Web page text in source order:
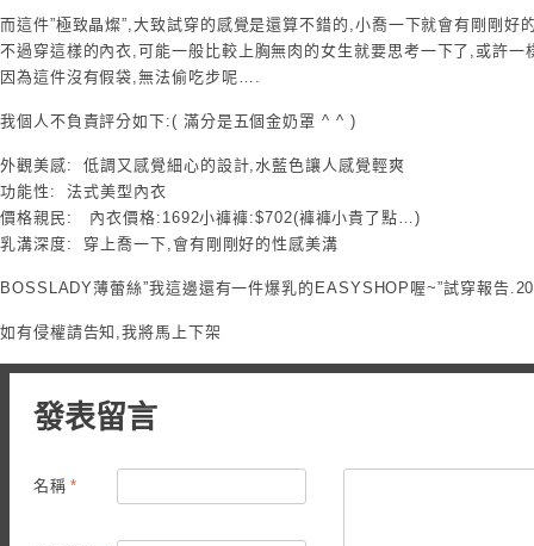
而這件”極致晶燦”,大致試穿的感覺是還算不錯的,小喬一下就會有剛剛好
不過穿這樣的內衣,可能一般比較上胸無肉的女生就要思考一下了,或許一
因為這件沒有假袋,無法偷吃步呢….
我個人不負責評分如下:( 滿分是五個金奶罩 ^ ^ )
外觀美感:
低調又感覺細心的設計,水藍色讓人感覺輕爽
功能性:
法式美型內衣
價格親民:
內衣價格:1692小褲褲:$702(褲褲小貴了點…)
乳溝深度:
穿上喬一下,會有剛剛好的性感美溝
BOSSLADY薄蕾絲”我這邊還有一件爆乳的EASYSHOP喔~”試穿報告
如有侵權請告知,我將馬上下架
發表留言
名稱 *